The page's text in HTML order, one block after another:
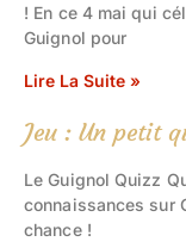
! En ce 4 mai qui
Guignol pour
Lire La Suite »
Jeu : Un petit
Le Guignol Quizz
connaissances sur
chance !